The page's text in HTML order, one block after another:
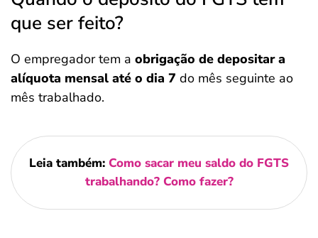
que ser feito?
O empregador tem a obrigação de depositar a
alíquota mensal até o dia 7 do mês seguinte ao
mês trabalhado.
Leia também: Como sacar meu saldo do FGTS
trabalhando? Como fazer?